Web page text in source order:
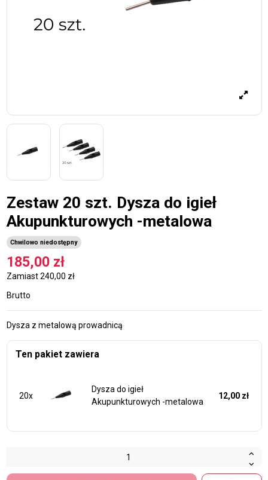
Zestaw 20 szt. Dysza do igieł
Akupunkturowych -metalowa
Chwilowo niedostępny
185,00 zł
Zamiast 240,00 zł
Brutto
Dysza z metalową prowadnicą
Ten pakiet zawiera
20x
Dysza do igieł
Akupunkturowych -metalowa
12,00 zł